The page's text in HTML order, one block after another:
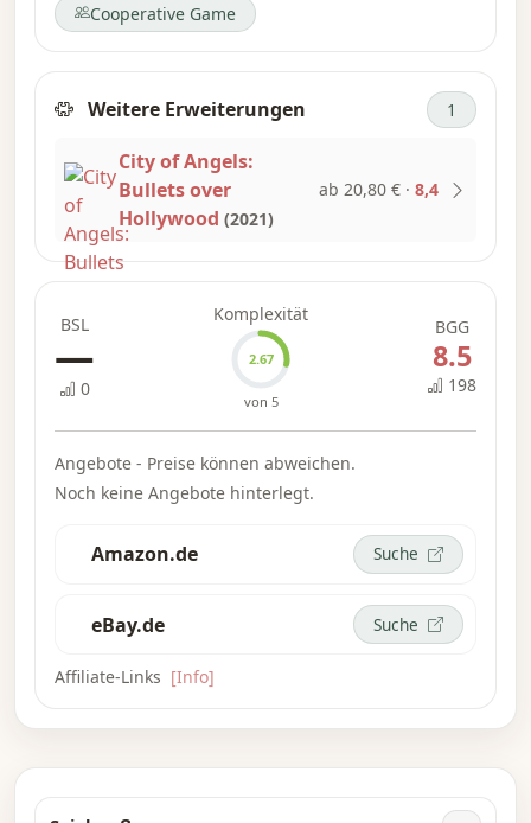
Cooperative Game
Weitere Erweiterungen 1
City of Angels:
Bullets over
Hollywood (2021)
ab 20,80 € · 8,4
BSL
—
0
Komplexität
2.67
von 5
BGG
8.5
198
Angebote - Preise können abweichen.
Noch keine Angebote hinterlegt.
Amazon.de Suche
eBay.de Suche
Affiliate-Links [Info]